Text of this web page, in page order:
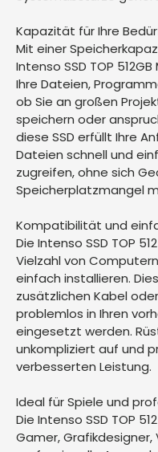
Kapazität für Ihre
Mit einer
Intenso SSD TOP
Ihre Dateien,
ob Sie an großen
speichern oder
diese SSD erfüllt Ihre
Dateien schnell und
zugreifen, ohne sich
Speicherplatzmangel
Kompatibilität und
Die Intenso SSD TOP
Vielzahl von
einfach installieren.
zusätzlichen Kabel
problemlos in Ihren
eingesetzt werden.
unkompliziert auf und
verbesserten Leistung.
Ideal für Spiele und
Die Intenso SSD TOP
Gamer,